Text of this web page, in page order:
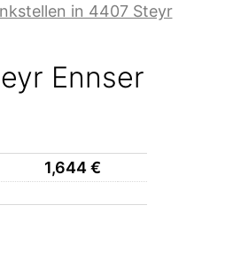
in 4407 Steyr
Ennser
1,644€